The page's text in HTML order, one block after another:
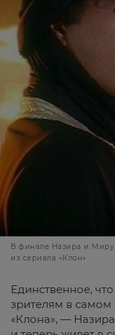
В финале Назира и Миру
из сериала «Клон»
Единственное,
зрителям в
«Клона», —